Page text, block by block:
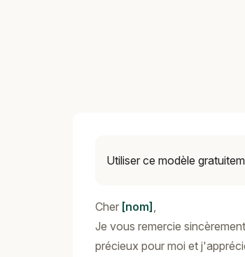
Utiliser ce modèle
Cher [nom] ,
Je vous remercie
précieux pour moi et